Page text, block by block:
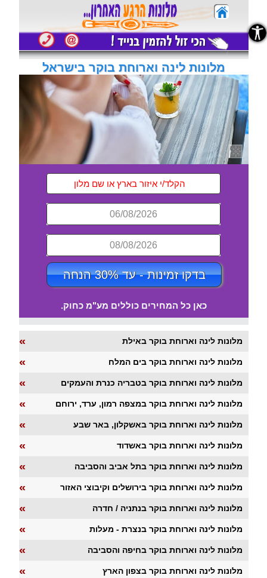
מלונות לינה וארוחת בוקר בישראל
06/08/2026
08/08/2026
בדקו זמינות - עד 30% הנחה
כאן כל המחירים כוללים מע"מ כחוק.
« מלונות לינה וארוחת בוקר באילת
« מלונות לינה וארוחת בוקר בים המלח
« מלונות לינה וארוחת בוקר בטבריה כנרת והעמקים
« מלונות לינה וארוחת בוקר במצפה רמון, ערד, ירוחם
« מלונות לינה וארוחת בוקר באשקלון, באר שבע
« מלונות לינה וארוחת בוקר באשדוד
« מלונות לינה וארוחת בוקר בתל אביב והסביבה
« מלונות לינה וארוחת בוקר בירושלים וקיבוצי האזור
« מלונות לינה וארוחת בוקר בנתניה / חדרה
« מלונות לינה וארוחת בוקר בנצרת - מעלות
« מלונות לינה וארוחת בוקר בחיפה והסביבה
« מלונות לינה וארוחת בוקר בצפון הארץ
נגישות